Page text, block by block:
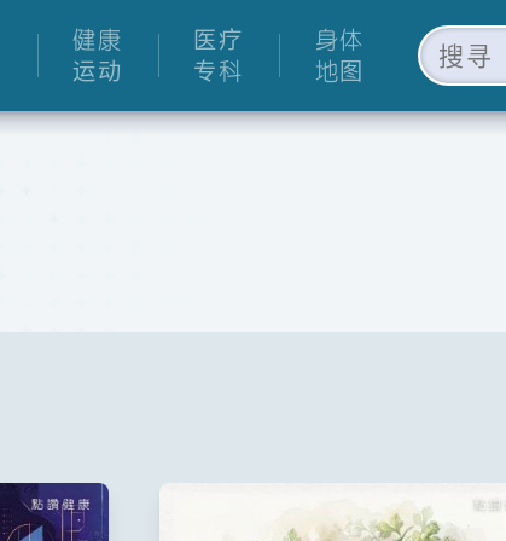
健康
运动
医疗
专科
身体
地图